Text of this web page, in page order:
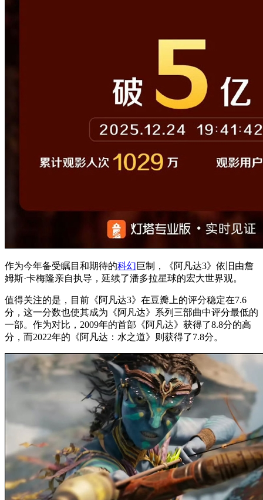
作为今年备受瞩目和期待的科幻巨制，《阿凡达3》依旧由詹
姆斯·卡梅隆亲自执导，延续了潘多拉星球的宏大世界观。
值得关注的是，目前《阿凡达3》在豆瓣上的评分稳定在7.6
分，这一分数也使其成为《阿凡达》系列三部曲中评分最低的
一部。作为对比，2009年的首部《阿凡达》获得了8.8分的高
分，而2022年的《阿凡达：水之道》则获得了7.8分。